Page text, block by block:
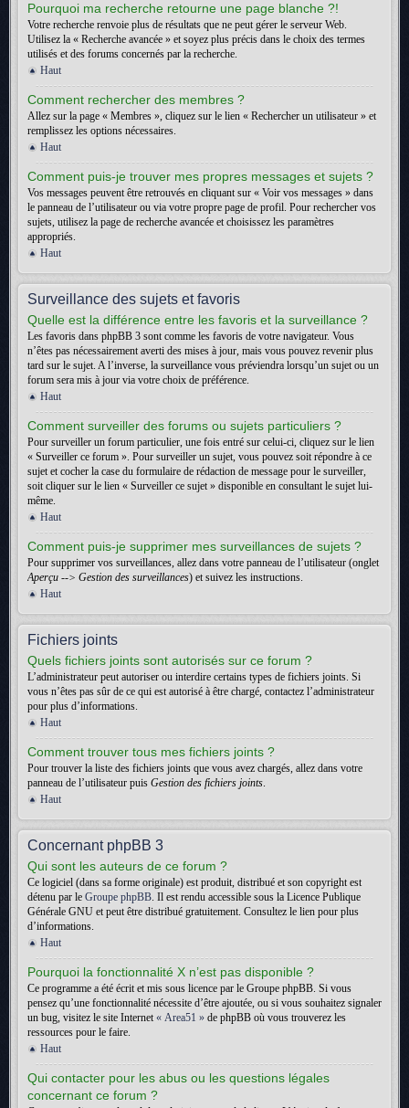
Pourquoi ma recherche retourne une page blanche ?!
Votre recherche renvoie plus de résultats que ne peut gérer le serveur Web.
Utilisez la « Recherche avancée » et soyez plus précis dans le choix des termes
utilisés et des forums concernés par la recherche.
Haut
Comment rechercher des membres ?
Allez sur la page « Membres », cliquez sur le lien « Rechercher un utilisateur » et
remplissez les options nécessaires.
Haut
Comment puis-je trouver mes propres messages et sujets ?
Vos messages peuvent être retrouvés en cliquant sur « Voir vos messages » dans
le panneau de l’utilisateur ou via votre propre page de profil. Pour rechercher vos
sujets, utilisez la page de recherche avancée et choisissez les paramètres
appropriés.
Haut
Surveillance des sujets et favoris
Quelle est la différence entre les favoris et la surveillance ?
Les favoris dans phpBB 3 sont comme les favoris de votre navigateur. Vous
n’êtes pas nécessairement averti des mises à jour, mais vous pouvez revenir plus
tard sur le sujet. A l’inverse, la surveillance vous préviendra lorsqu’un sujet ou un
forum sera mis à jour via votre choix de préférence.
Haut
Comment surveiller des forums ou sujets particuliers ?
Pour surveiller un forum particulier, une fois entré sur celui-ci, cliquez sur le lien
« Surveiller ce forum ». Pour surveiller un sujet, vous pouvez soit répondre à ce
sujet et cocher la case du formulaire de rédaction de message pour le surveiller,
soit cliquer sur le lien « Surveiller ce sujet » disponible en consultant le sujet lui-
même.
Haut
Comment puis-je supprimer mes surveillances de sujets ?
Pour supprimer vos surveillances, allez dans votre panneau de l’utilisateur (onglet
Aperçu --> Gestion des surveillances) et suivez les instructions.
Haut
Fichiers joints
Quels fichiers joints sont autorisés sur ce forum ?
L’administrateur peut autoriser ou interdire certains types de fichiers joints. Si
vous n’êtes pas sûr de ce qui est autorisé à être chargé, contactez l’administrateur
pour plus d’informations.
Haut
Comment trouver tous mes fichiers joints ?
Pour trouver la liste des fichiers joints que vous avez chargés, allez dans votre
panneau de l’utilisateur puis Gestion des fichiers joints.
Haut
Concernant phpBB 3
Qui sont les auteurs de ce forum ?
Ce logiciel (dans sa forme originale) est produit, distribué et son copyright est
détenu par le Groupe phpBB. Il est rendu accessible sous la Licence Publique
Générale GNU et peut être distribué gratuitement. Consultez le lien pour plus
d’informations.
Haut
Pourquoi la fonctionnalité X n’est pas disponible ?
Ce programme a été écrit et mis sous licence par le Groupe phpBB. Si vous
pensez qu’une fonctionnalité nécessite d’être ajoutée, ou si vous souhaitez signaler
un bug, visitez le site Internet« Area51 » de phpBB où vous trouverez les
ressources pour le faire.
Haut
Qui contacter pour les abus ou les questions légales
concernant ce forum ?